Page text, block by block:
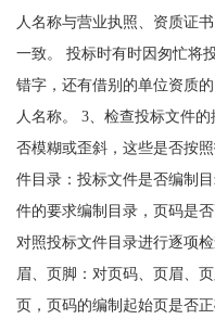
人名称与营业执照、资质证
一致。 投标时有时因匆忙将
错字，还有借别的单位资质
人名称。 3、检查投标文件
否模糊或歪斜，这些是否按
件目录：投标文件是否编制
件的要求编制目录，页码是
对照投标文件目录进行逐项
眉、页脚：对页码、页眉、
页，页码的编制起始页是否